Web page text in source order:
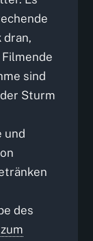
dran,
sind
Sturm
und
des